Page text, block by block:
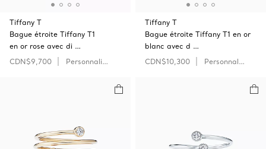
Tiffany T
Bague étroite Tiffany T1
en or rose avec di …
CDN$9,700
Personnaliser
Tiffany T
Bague étroite Tiffany T1 en or
blanc avec d …
CDN$10,300
Personnaliser